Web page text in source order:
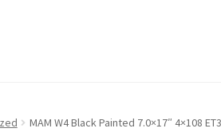
MAM W4 Black Painted 7.0×17″ 4×108